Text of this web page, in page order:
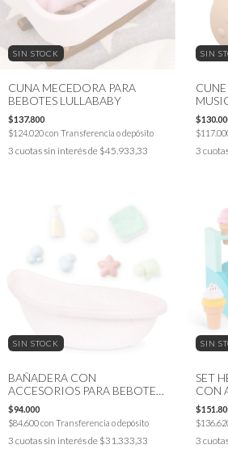
SIN STOCK
CUNA MECEDORA PARA
BEBOTES LULLABABY
$137.800
$124.020con Transferencia o depósito
3 cuotas sin interés de $45.933,33
SIN
3
SIN STOCK
BAÑADERA CON
ACCESORIOS PARA BEBOTES
LULLABABY
$94.000
$84.600con Transferencia o depósito
3 cuotas sin interés de $31.333,33
SIN
SET
CON
3